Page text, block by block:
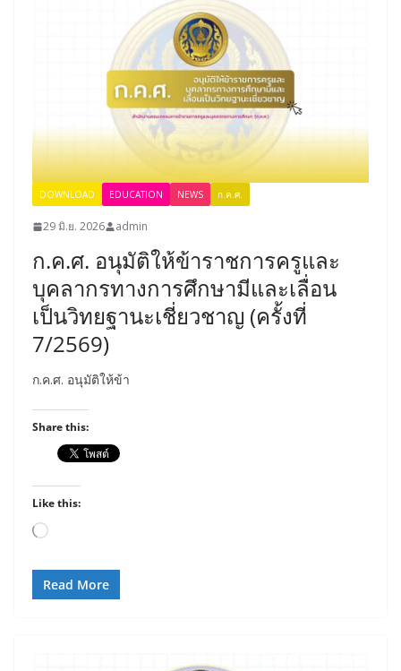
DOWNLOAD EDUCATION NEWS ก.ค.ศ.
29 มิ.ย. 2026 admin
ก.ค.ศ. อนุมัติให้ข้าราชการครูและ
บุคลากรทางการศึกษามีและเลื่อน
เป็นวิทยฐานะเชี่ยวชาญ (ครั้งที่
7/2569)
ก.ค.ศ. อนุมัติให้ข้า
Share this:
Like this:
Loading…
Read More